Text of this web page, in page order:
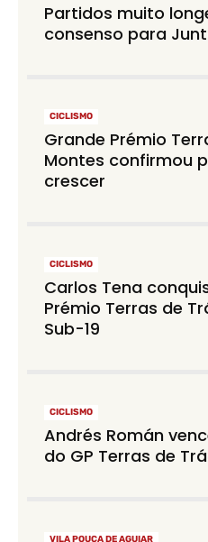
Partidos muito
consenso para
CICLISMO
Grande Prémio
Montes confirmou
crescer
CICLISMO
Carlos Tena
Prémio Terras de
Sub-19
CICLISMO
Andrés Román
do GP Terras de
VILA POUCA DE AGUIAR